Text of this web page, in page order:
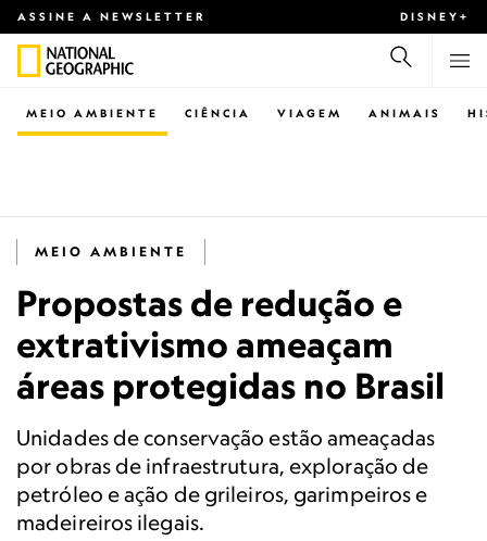
ASSINE A NEWSLETTER DISNEY+
CIÊNCIA VIAGEM ANIMAIS
MEIO AMBIENTE
MEIO AMBIENTE
Propostas de redução e
extrativismo ameaçam
áreas protegidas no Brasil
Unidades de conservação estão ameaçadas
por obras de infraestrutura, exploração de
petróleo e ação de grileiros, garimpeiros e
madeireiros ilegais.